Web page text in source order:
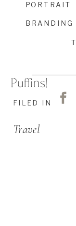
FILED IN
Travel
Puffins!
PORTRAIT
BRANDING